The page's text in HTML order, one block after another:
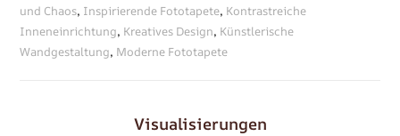
und Chaos, Inspirierende Fototapete, Kontrastreiche
Inneneinrichtung, Kreatives Design, Künstlerische
Wandgestaltung, Moderne Fototapete
Visualisierungen